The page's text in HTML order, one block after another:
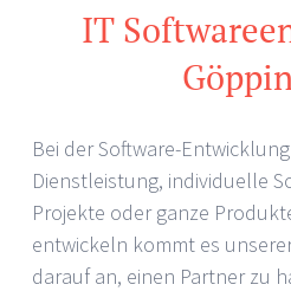
IT
Bei der Software-
Dienstleistung, individuelle
Projekte oder ganze
entwickeln kommt es
darauf an, einen Partner zu